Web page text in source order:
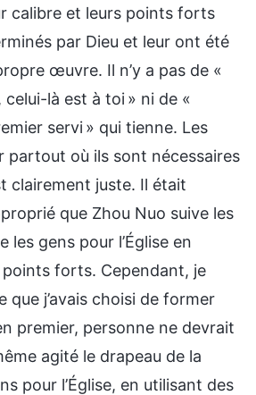
calibre et leurs points forts
par Dieu et leur ont été
œuvre. Il n’y a pas de «
là est à toi » ni de «
servi » qui tienne. Les
partout où ils sont nécessaires
clairement juste. Il était
que Zhou Nuo suive les
les gens pour l’Église en
forts. Cependant, je
que j’avais choisi de former
premier, personne ne devrait
agité le drapeau de la
pour l’Église, en utilisant des